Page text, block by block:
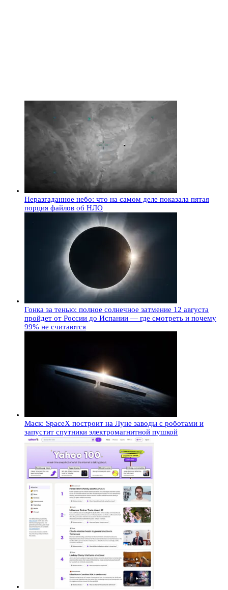
Неразгаданное небо: что на самом деле показала пятая
порция файлов об НЛО
Гонка за тенью: полное солнечное затмение 12 августа
пройдет от России до Испании — где смотреть и почему
99% не считаются
Маск: SpaceX построит на Луне заводы с роботами и
запустит спутники электромагнитной пушкой